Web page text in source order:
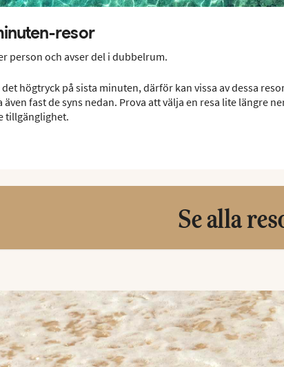
resor
person och avser del i dubbelrum.
högtryck på sista minuten, därför kan vissa av dessa
fast de syns nedan. Prova att välja en resa lite längre
tillgänglighet.
Se alla